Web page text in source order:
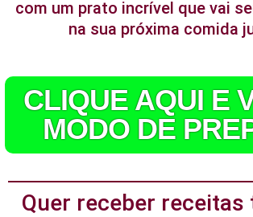
com um prato incrível que vai
na sua próxima comida
CLIQUE AQUI E
MODO DE
Quer receber receitas